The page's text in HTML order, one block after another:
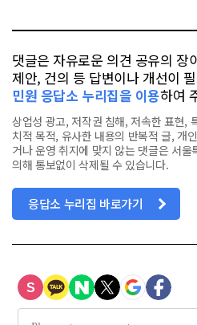
댓글은 자유로운 의견 공유의 장
제안, 건의 등 답변이나 개선이
민원 응답소 누리집을 이용하여
상업성 광고, 저작권 침해, 저속한 표현,
치적 목적, 유사한 내용의 반복적 글, 개
거나 운영 취지에 맞지 않는 댓글은 서
의해 통보없이 삭제될 수 있습니다.
응답소 누리집 바로가기